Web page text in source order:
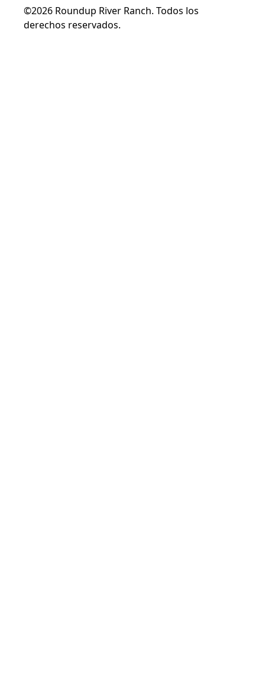
©2026 Roundup River Ranch. Todos los
derechos reservados.